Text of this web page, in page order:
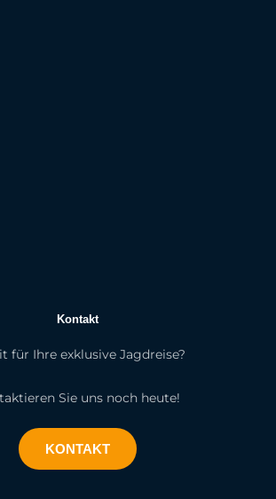
Kontakt
für Ihre exklusive Jagdreise?
Sie uns noch heute!
KONTAKT